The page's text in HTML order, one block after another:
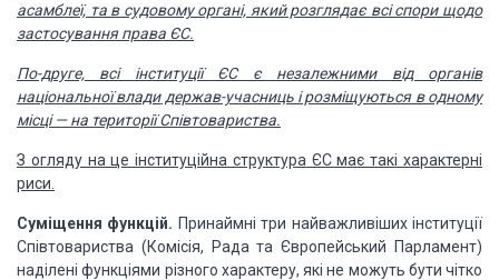
асамблеї, та в судовому органі, який розглядає всі спори щодо
застосуванняправа ЄС.
По-друге, всі інституції ЄС є незалежними від органів
національної владидержав-учасниць і розміщуються в одному
місці — на території Співтовариства.
З огляду на це інституційна структура ЄС має такі характерні
риси.
Суміщення функцій. Принаймні три найважливіших інституції
Співтовариства (Комісія, Рада та Європейський Парламент)
наділені функціями різного характеру, які не можуть бути чітко